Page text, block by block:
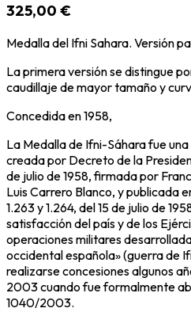
325,00 €
Medalla del Ifni Sahara. Versión
La primera versión se distingue
caudillaje de mayor tamaño y
Concedida en 1958,
La Medalla de Ifni-Sáhara fue
creada por Decreto de la
de julio de 1958, firmada por
Luis Carrero Blanco, y publicada
1.263 y 1.264, del 15 de julio de
satisfacción del país y de los
operaciones militares
occidental española» (guerra de
realizarse concesiones algunos
2003 cuando fue formalmente
1040/2003.